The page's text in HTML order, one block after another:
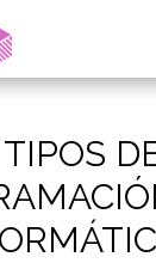
TIPOS